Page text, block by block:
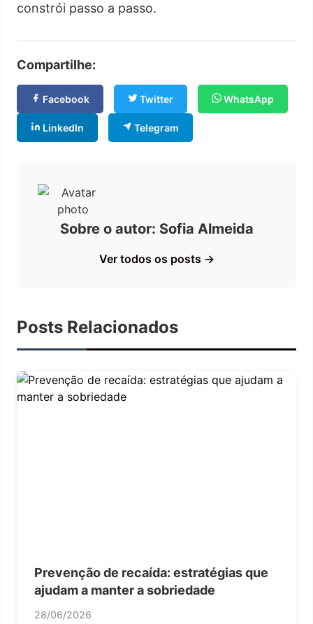
constrói passo a passo.
Compartilhe:
Facebook Twitter WhatsApp
LinkedIn Telegram
Sobre o autor: Sofia Almeida
Ver todos os posts →
Posts Relacionados
Prevenção de recaída: estratégias que
ajudam a manter a sobriedade
28/06/2026